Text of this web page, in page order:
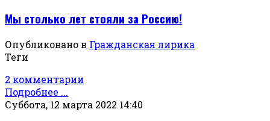
Мы столько лет стояли за Россию!
Опубликовано в Гражданская лирика
Теги
2 комментарии
Подробнее ...
Суббота, 12 марта 2022 14:40